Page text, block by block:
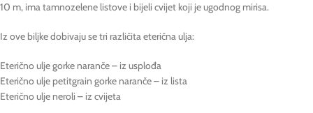
10 m, ima tamnozelene listove i bijeli cvijet koji je ugodnog mirisa.
Iz ove biljke dobivaju se tri različita eterična ulja:
Eterično ulje gorke naranče – iz usplođa
Eterično ulje petitgrain gorke naranče – iz lista
Eterično ulje neroli – iz cvijeta